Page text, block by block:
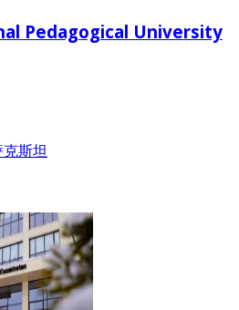
Pedagogical University
克斯坦